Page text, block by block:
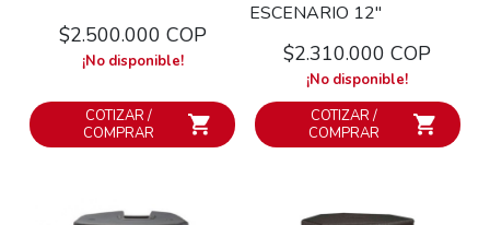
$2.500.000 COP
¡No disponible!
COTIZAR /
COMPRAR
ESCENARIO 12''
$2.310.000 COP
¡No disponible!
COTIZAR /
COMPRAR